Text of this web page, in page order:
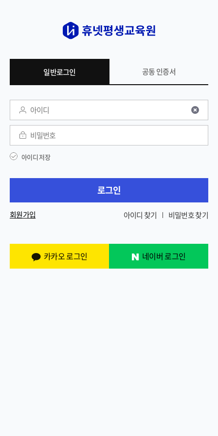
일반로그인 공동 인증서
일반 로그인
아이디
비밀번호
아이디 저장
로그인
회원가입 아이디 찾기 비밀번호 찾기
카카오 로그인 네이버 로그인